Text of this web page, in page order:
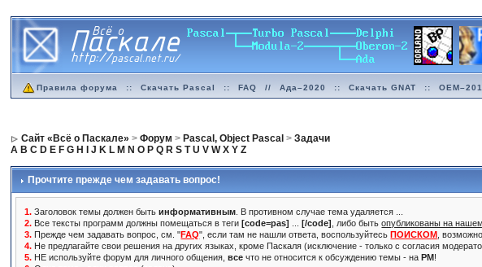
Правила форума :: Скачать Pascal :: FAQ // Ада–2020 :: Скачать GNAT ::
Сайт «Всё о Паскале» >Форум > Pascal, Object Pascal >Задачи
A B C D E F G H J K L M N O P Q R S T U V W X Y Z
Прочтите прежде чем задавать вопрос!
1. Заголовок темы должен бытьинформативным . В противном случае тема удаляется ...
2. Все тексты программ должны помещаться в теги[code=pas] ...[/code] , либо бытьопубликованы на
3. Прежде чем задавать вопрос, см. "FAQ", если там не нашли ответа, воспользуйтесьПОИСКОМ ,
4. Не предлагайте свои решения на других языках, кроме Паскаля (исключение - только с согласия
5. НЕ используйте форум для личного общения,все что не относится к обсуждению темы - наPM!